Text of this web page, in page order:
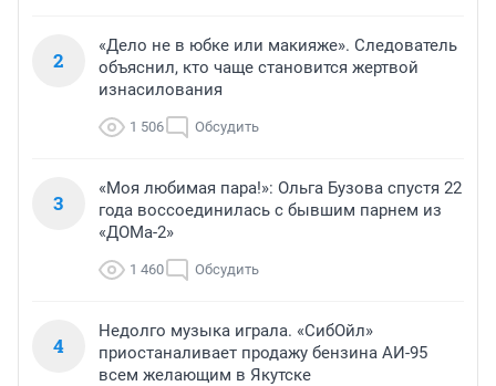
2
«Дело не в юбке или макияже». Следователь
объяснил, кто чаще становится жертвой
изнасилования
1 506 Обсудить
3
«Моя любимая пара!»: Ольга Бузова спустя 22
года воссоединилась с бывшим парнем из
«ДОМа-2»
1 460 Обсудить
4
Недолго музыка играла. «СибОйл»
приостаналивает продажу бензина АИ-95
всем желающим в Якутске